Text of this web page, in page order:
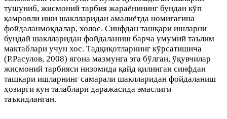
тушуниб, жисмоний тарбия жараёнининг бундан кўп
қамровли иши шаклларидан амалиётда номигагина
фойдаланмоқдалар, холос. Синфдан ташқари ишларни
бундай шаклларидан фойдаланиш барча умумий таълим
мактаблари учун хос. Тадқиқотларнинг кўрсатишича
(Р.Расулов, 2008) ягона мазмунга эга бўлган, ўқувчилар
жисмоний тарбияси низомида қайд қилинган синфдан
ташқари ишларнинг самарали шаклларидан фойдаланиш
ҳозирги кун талаблари даражасида эмаслиги
таъкидланган.